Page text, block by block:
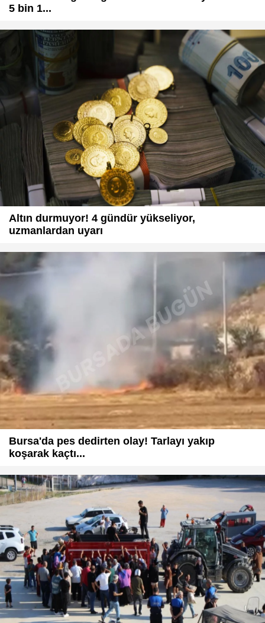
5 bin 1...
Altın durmuyor! 4 gündür yükseliyor,
uzmanlardan uyarı
Bursa'da pes dedirten olay! Tarlayı yakıp
koşarak kaçtı...